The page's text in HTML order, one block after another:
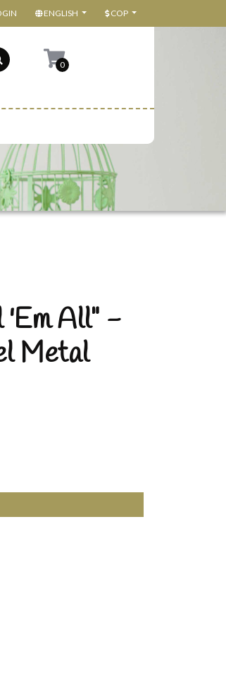
ENGLISH COP
0
'Em All" -
Metal